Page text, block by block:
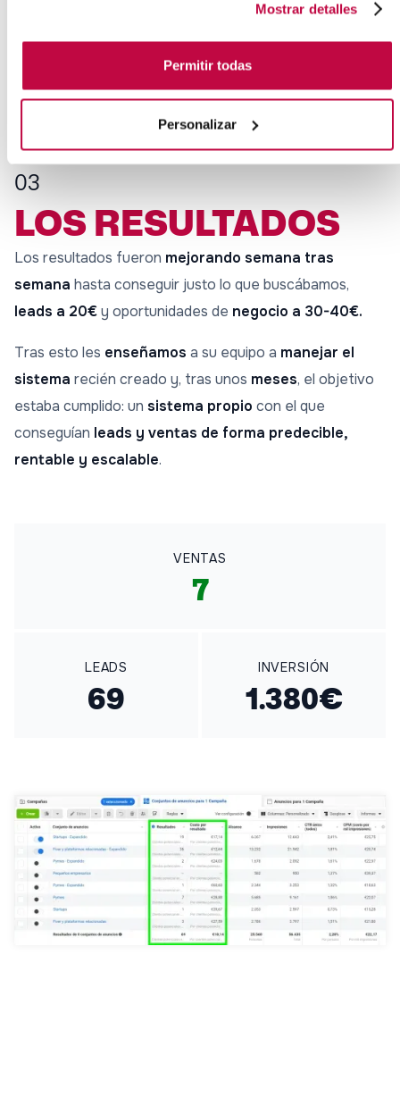
Mostrar detalles
Permitir todas
Personalizar
03
LOS RESULTADOS
Los resultados fueron mejorando semana tras
semana hasta conseguir justo lo que buscábamos,
leads a 20€y oportunidades de negocio a 30-40€.
Tras esto les enseñamos a su equipo a manejar el
sistema recién creado y, tras unos meses, el objetivo
estaba cumplido: un sistema propio con el que
conseguían leads y ventas de forma predecible,
rentable y escalable.
VENTAS
7
LEADS
69
INVERSIÓN
1.380€